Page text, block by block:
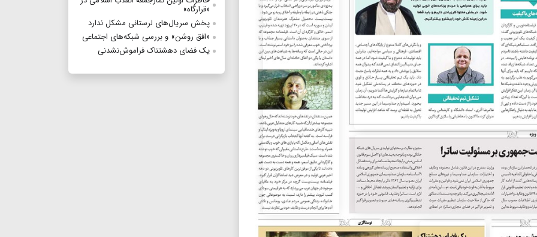
«قرارگاه»
پخش سریال‌های لرستانی مشکل ندارد
«افق روشن» و بررسی شبکه‌های اجتماعی
یک فضای دهشتناک فراموش‌نشدنی